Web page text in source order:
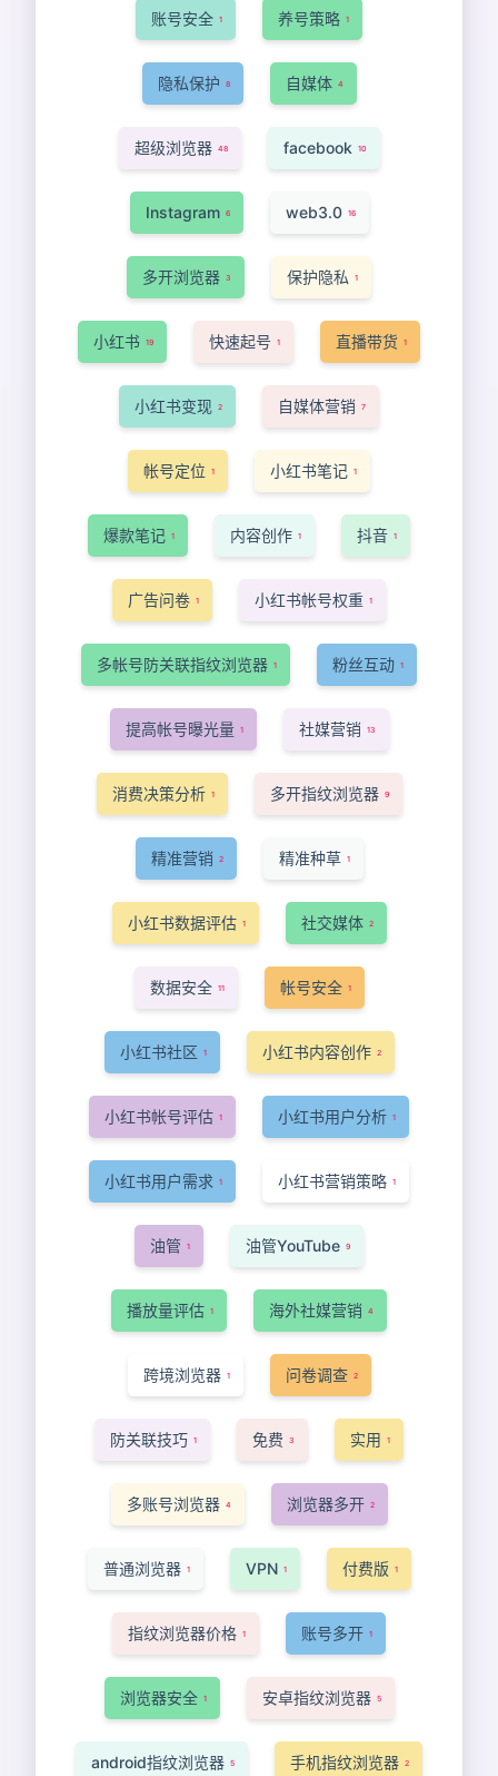
账号安全 1 养号策略 1
隐私保护 8 自媒体 4
超级浏览器 48 facebook 10
Instagram 6 web3.0 16
多开浏览器 3 保护隐私 1
小红书 19 快速起号 1 直播带货 1
小红书变现 2 自媒体营销 7
帐号定位 1 小红书笔记 1
爆款笔记 1 内容创作 1 抖音 1
广告问卷 1 小红书帐号权重 1
多帐号防关联指纹浏览器 1 粉丝互动 1
提高帐号曝光量 1 社媒营销 13
消费决策分析 1 多开指纹浏览器 9
精准营销 2 精准种草 1
小红书数据评估 1 社交媒体 2
数据安全 11 帐号安全 1
小红书社区 1 小红书内容创作 2
小红书帐号评估 1 小红书用户分析 1
小红书用户需求 1 小红书营销策略 1
油管 1 油管YouTube 9
播放量评估 1 海外社媒营销 4
跨境浏览器 1 问卷调查 2
防关联技巧 1 免费 3 实用 1
多账号浏览器 4 浏览器多开 2
普通浏览器 1 VPN 1 付费版 1
指纹浏览器价格 1 账号多开 1
浏览器安全 1 安卓指纹浏览器 5
android指纹浏览器 5 手机指纹浏览器 2